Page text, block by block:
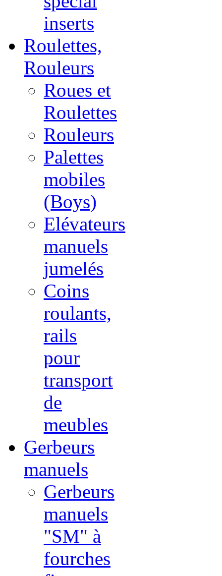
inserts
Roulettes,
Rouleurs
Roues et
Roulettes
Rouleurs
Palettes
mobiles
(Boys)
Elévateurs
manuels
jumelés
Coins
roulants,
rails
pour
transport
de
meubles
Gerbeurs
manuels
Gerbeurs
manuels
"SM" à
fourches